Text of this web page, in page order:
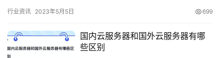
行业资讯 2023年5月5日 699
国内云服务器和国外云服务器有哪
些区别